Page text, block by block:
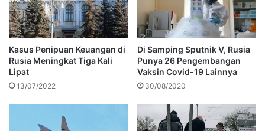
Kasus Penipuan Keuangan di
Rusia Meningkat Tiga Kali
Lipat
13/07/2022
Di Samping Sputnik V, Rusia
Punya 26 Pengembangan
Vaksin Covid-19 Lainnya
30/08/2020